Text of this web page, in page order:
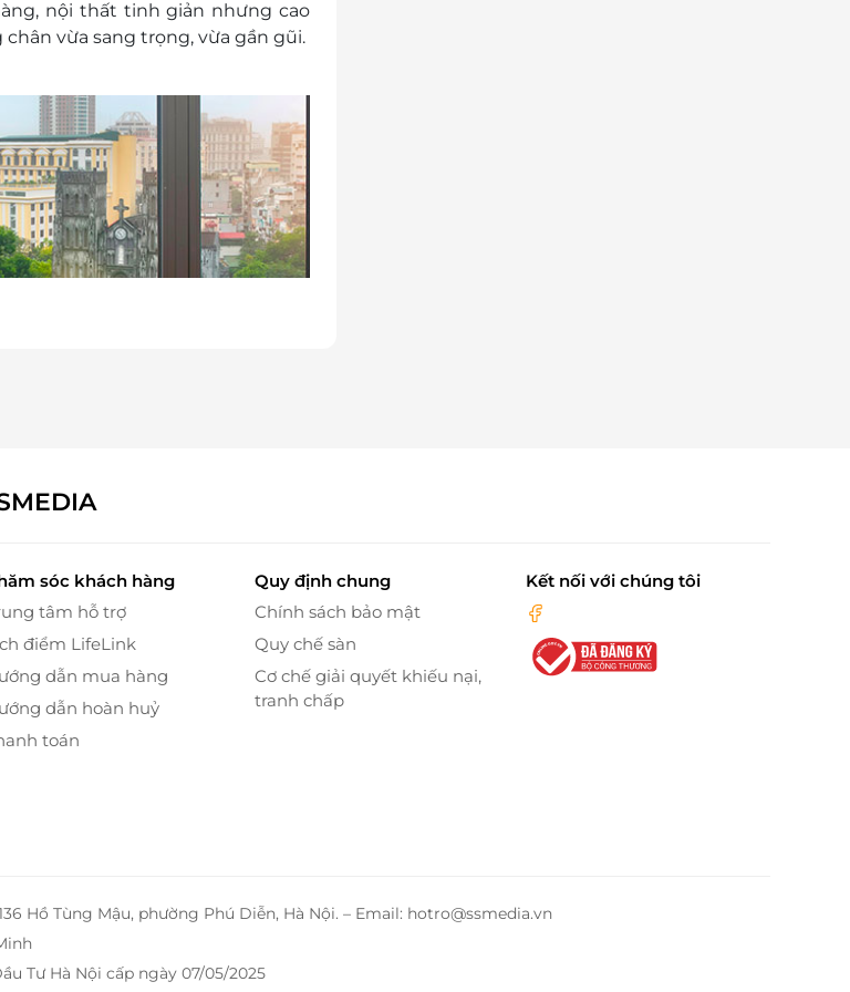
không trả lại tiền thừa
nội thất tinh giản nhưng cao
vừa sang trọng, vừa gần gũi.
bình yên, cổ kính mà đầy chất
dòng người, buổi tối nhìn Nhà
đáng nhớ.
sóc khách hàng
tâm hỗ trợ
điểm LifeLink
dẫn mua hàng
dẫn hoàn huỷ
toán
Quy định chung
Chính sách bảo mật
Quy chế sàn
Cơ chế giải quyết khiếu nại,
tranh chấp
Kết nối với chúng tôi
Hồ Tùng Mậu, phường Phú Diễn, Hà Nội. – Email: hotro@ssmedia.vn
Tư Hà Nội cấp ngày 07/05/2025